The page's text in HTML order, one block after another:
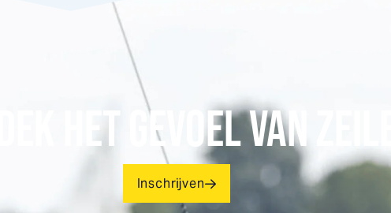
HET GEVOEL VAN ZEILEN
Inschrijven